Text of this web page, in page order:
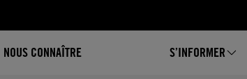
NOUS CONNAÎTRE S’INFORMER